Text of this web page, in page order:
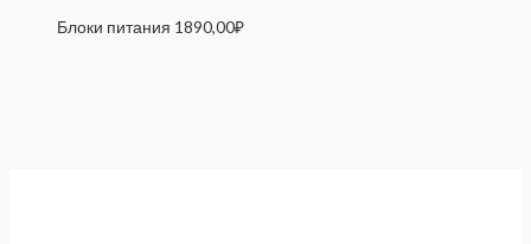
Блоки питания 1890,00₽